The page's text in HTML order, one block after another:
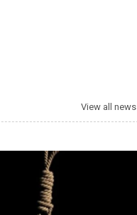
View all news